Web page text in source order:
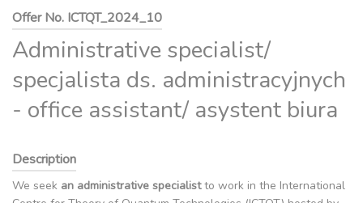
Offer No. ICTQT_2024_10
Administrative specialist/
specjalista ds. administracyjnych
- office assistant/ asystent biura
Description
We seek an administrative specialistto work in the International